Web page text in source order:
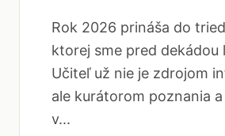
Rok 2026 prináša do
ktorej sme pred dekádou
Učiteľ už nie je zdrojom
ale kurátorom poznania
v...